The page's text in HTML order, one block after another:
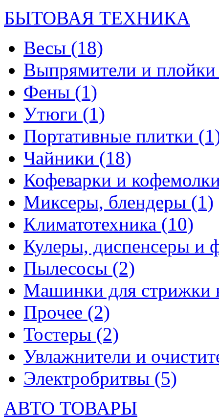
БЫТОВАЯ ТЕХНИКА
Весы (18)
Выпрямители и
Фены (1)
Утюги (1)
Портативные плитки
Чайники (18)
Кофеварки и
Миксеры, блендеры (1)
Климатотехника (10)
Кулеры, диспенсеры и
Пылесосы (2)
Машинки для стрижки
Прочее (2)
Тостеры (2)
Увлажнители и
Электробритвы (5)
АВТО ТОВАРЫ